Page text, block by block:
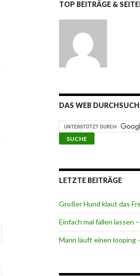
TOP BEITRÄGE &
DAS WEB
LETZTE BEITRÄGE
Großer Hund klaut das
Einfach mal fallen lassen
Mann läuft einen looping